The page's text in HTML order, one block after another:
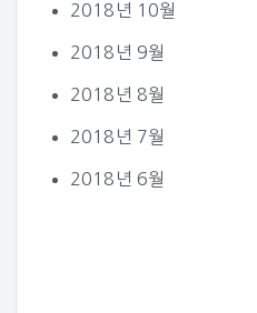
2018년 10월
2018년 9월
2018년 8월
2018년 7월
2018년 6월